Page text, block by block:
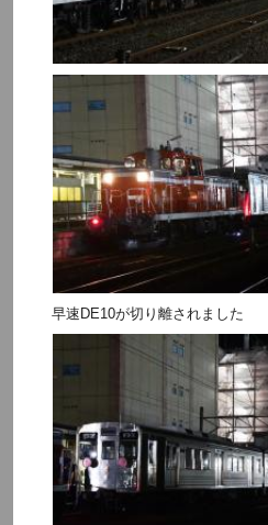
早速DE10が切り離されました